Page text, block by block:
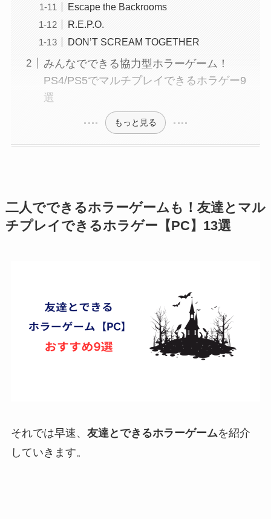
Escape the Backrooms
R.E.P.O.
DON’T SCREAM TOGETHER
みんなでできる協力型ホラーゲーム！
PS4/PS5でマルチプレイできるホラゲー9
選
もっと見る
二人でできるホラーゲームも！友達とマル
チプレイできるホラゲー 【PC】13選
それでは早速、 友達とできるホラーゲームを紹介
していきます。